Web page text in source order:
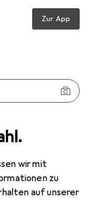
wir mit
zu
auf unserer
Zur App
Full-Cover 3D